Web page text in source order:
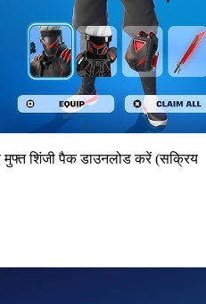
मुफ्त शिंजी पैक डाउनलोड करें (सक्रिय